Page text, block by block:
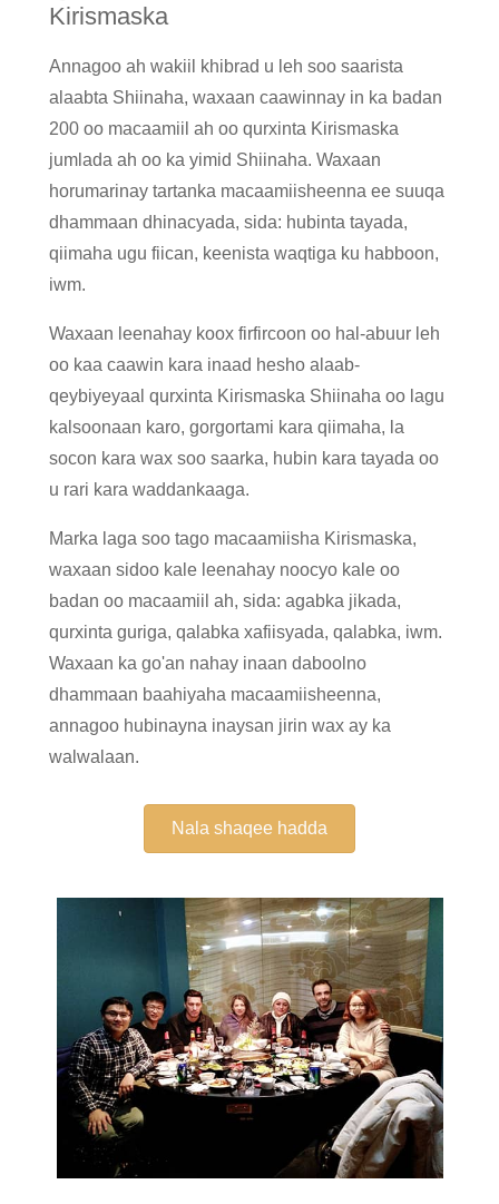
Kirismaska
Annagoo ah wakiil khibrad u leh soo saarista
alaabta Shiinaha, waxaan caawinnay in ka badan
200 oo macaamiil ah oo qurxinta Kirismaska ​​​​
jumlada ah oo ka yimid Shiinaha. Waxaan
horumarinay tartanka macaamiisheenna ee suuqa
dhammaan dhinacyada, sida: hubinta tayada,
qiimaha ugu fiican, keenista waqtiga ku habboon,
iwm.
Waxaan leenahay koox firfircoon oo hal-abuur leh
oo kaa caawin kara inaad hesho alaab-
qeybiyeyaal qurxinta Kirismaska ​​​​Shiinaha oo lagu
kalsoonaan karo, gorgortami kara qiimaha, la
socon kara wax soo saarka, hubin kara tayada oo
u rari kara waddankaaga.
Marka laga soo tago macaamiisha Kirismaska,
waxaan sidoo kale leenahay noocyo kale oo
badan oo macaamiil ah, sida: agabka jikada,
qurxinta guriga, qalabka xafiisyada, qalabka, iwm.
Waxaan ka go'an nahay inaan daboolno
dhammaan baahiyaha macaamiisheenna,
annagoo hubinayna inaysan jirin wax ay ka
walwalaan.
Nala shaqee hadda